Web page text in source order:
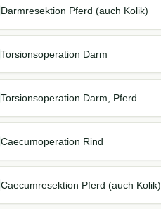
Darmresektion Pferd (auch Kolik)
Torsionsoperation Darm
Torsionsoperation Darm, Pferd
Caecumoperation Rind
Caecumresektion Pferd (auch Kolik)